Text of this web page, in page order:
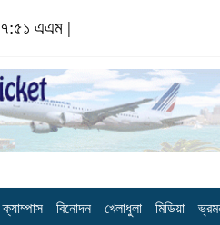
এএম |
ক্যাম্পাস বিনোদন খেলাধুলা মিডিয়া